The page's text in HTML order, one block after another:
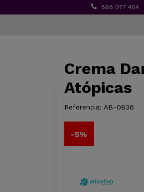
868 077 404
Crema
Atópicas
Referencia: AB-0836
-5%